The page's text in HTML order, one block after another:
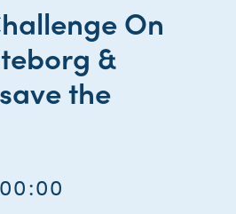
Kontakt
in
On
&
the